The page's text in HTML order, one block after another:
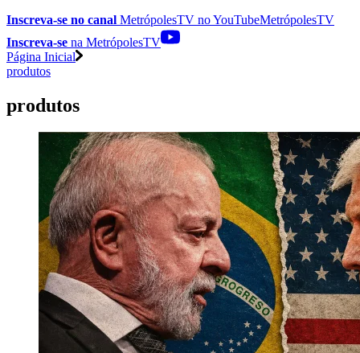
Inscreva-se no canal MetrópolesTV noYouTubeMetrópolesTV
Inscreva-se na MetrópolesTV
Página Inicial
produtos
produtos